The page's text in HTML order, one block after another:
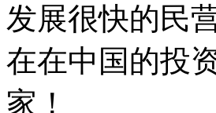
发展很快的民
在在中国的投
家！